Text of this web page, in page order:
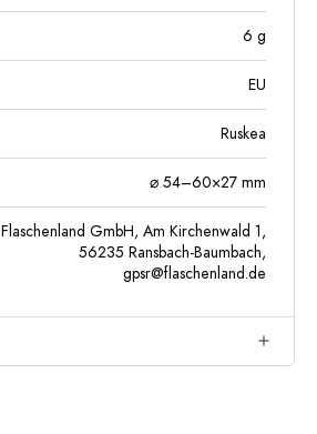
6 g
EU
Ruskea
⌀ 54–60×27 mm
Flaschenland GmbH, Am Kirchenwald 1,
56235 Ransbach-Baumbach,
gpsr@flaschenland.de